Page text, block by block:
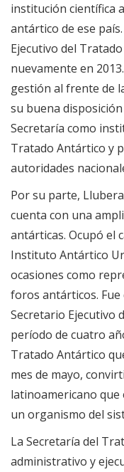
institución científica
antártico de ese
Ejecutivo del
nuevamente en
gestión al frente de
su buena
Secretaría como
Tratado Antártico y
autoridades
Por su parte,
cuenta con una
antárticas. Ocupó el
Instituto Antártico
ocasiones como
foros antárticos.
Secretario Ejecutivo
período de cuatro
Tratado Antártico
mes de mayo,
latinoamericano que
un organismo del
La Secretaría del
administrativo y